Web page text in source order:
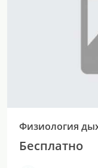
Физиология
Бесплатно